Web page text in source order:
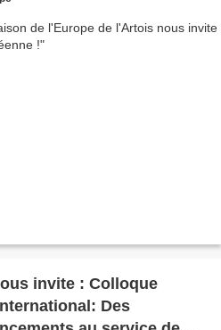
invite : Colloque
Des